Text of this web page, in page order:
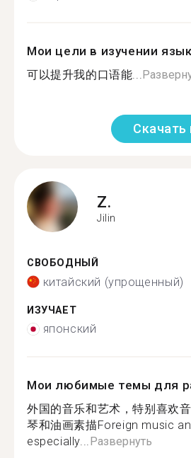
Мои цели в изучении
可以提升我的口语能...
Скачать
Z.
Jilin
СВОБОДНЫЙ
китайский (упрощенный)
ИЗУЧАЕТ
японский
Мои любимые темы для
外国的音乐和艺术，特别喜欢
琴和油画素描Foreign music
especially...Развернуть